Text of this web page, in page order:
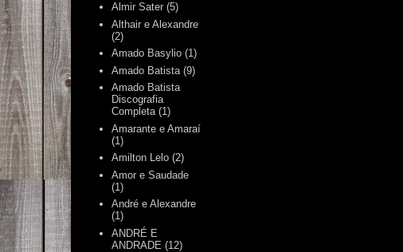
Almir Sater (5)
Althair e Alexandre
(2)
Amado Basylio (1)
Amado Batista (9)
Amado Batista
Discografia
Completa (1)
Amarante e Amaraí
(1)
Amilton Lelo (2)
Amor e Saudade
(1)
André e Alexandre
(1)
ANDRÉ E
ANDRADE (12)